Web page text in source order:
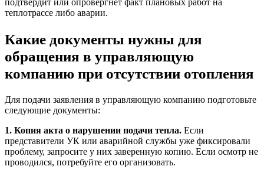
теплотрассе либо аварии.
Какие документы нужны для
обращения в управляющую
компанию при отсутствии отопления
Для подачи заявления в управляющую компанию подготовьте
следующие документы:
1. Копия акта о нарушении подачи тепла. Если
представители УК или аварийной службы уже фиксировали
проблему, запросите у них заверенную копию. Если осмотр не
проводился, потребуйте его организовать.